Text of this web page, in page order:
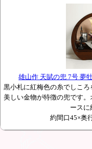
雄山作 天賦の兜 7号 夢
黒小札に紅梅色の糸でしこ
美しい金物が特徴の兜です
ースに
約間口45×奥